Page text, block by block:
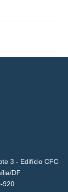
3 - Edifício CFC
DF
920